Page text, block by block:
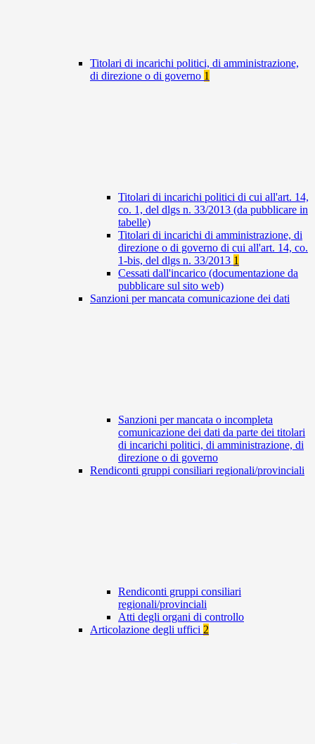
Titolari di incarichi politici, di amministrazione,
di direzione o di governo 1
Titolari di incarichi politici di cui all'art. 14,
co. 1, del dlgs n. 33/2013 (da pubblicare in
tabelle)
Titolari di incarichi di amministrazione, di
direzione o di governo di cui all'art. 14, co.
1-bis, del dlgs n. 33/2013 1
Cessati dall'incarico (documentazione da
pubblicare sul sito web)
Sanzioni per mancata comunicazione dei dati
Sanzioni per mancata o incompleta
comunicazione dei dati da parte dei titolari
di incarichi politici, di amministrazione, di
direzione o di governo
Rendiconti gruppi consiliari regionali/provinciali
Rendiconti gruppi consiliari
regionali/provinciali
Atti degli organi di controllo
Articolazione degli uffici 2